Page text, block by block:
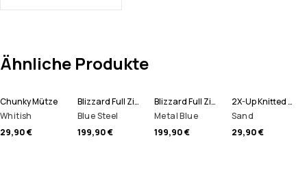
Ähnliche Produkte
Chunky Mütze
Whitish
29,90 €
Blizzard Full Zip Snowboardjacke Herren
Blue Steel
199,90 €
Blizzard Full Zip Skijacke Herren
Metal Blue
199,90 €
2X-Up Knitted Schlauchtuch
Sand
29,90 €